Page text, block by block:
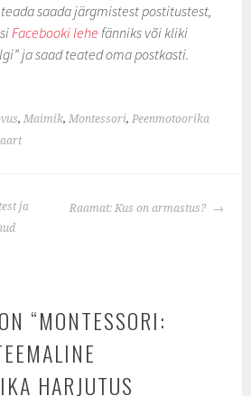
saada järgmistest postitustest,
Facebooki lehe fänniks või kliki
ja saad teated oma postkasti.
, Maimik, Montessori, Peenmotoorika
ja
Raamat: Kus on armastus?
“MONTESSORI:
HARJUTUS